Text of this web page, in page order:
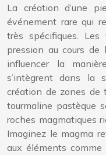
La création d’une
événement rare qui
très spécifiques.
pression au cours
influencer la
s’intègrent dans la
création de zones de
tourmaline pastèque
roches magmatiques
Imaginez le magma
aux éléments